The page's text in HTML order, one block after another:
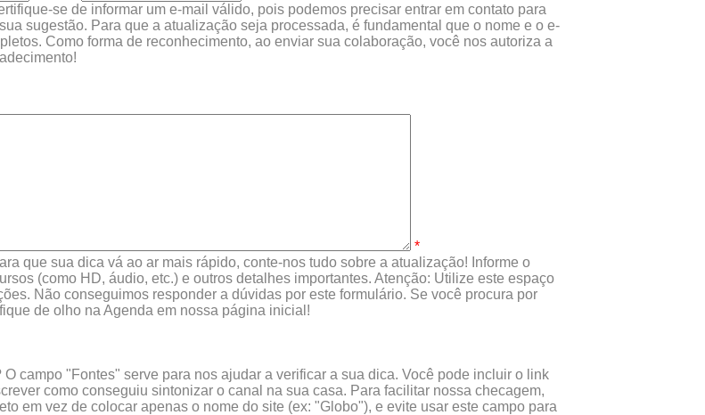
se de informar um e-mail válido, pois podemos precisar entrar em contato para
sugestão. Para que a atualização seja processada, é fundamental que o nome e o e-
Como forma de reconhecimento, ao enviar sua colaboração, você nos autoriza a
*
que sua dica vá ao ar mais rápido, conte-nos tudo sobre a atualização! Informe o
(como HD, áudio, etc.) e outros detalhes importantes. Atenção: Utilize este espaço
Não conseguimos responder a dúvidas por este formulário. Se você procura por
de olho na Agenda em nossa página inicial!
O campo "Fontes" serve para nos ajudar a verificar a sua dica. Você pode incluir o link
como conseguiu sintonizar o canal na sua casa. Para facilitar nossa checagem,
em vez de colocar apenas o nome do site (ex: "Globo"), e evite usar este campo para